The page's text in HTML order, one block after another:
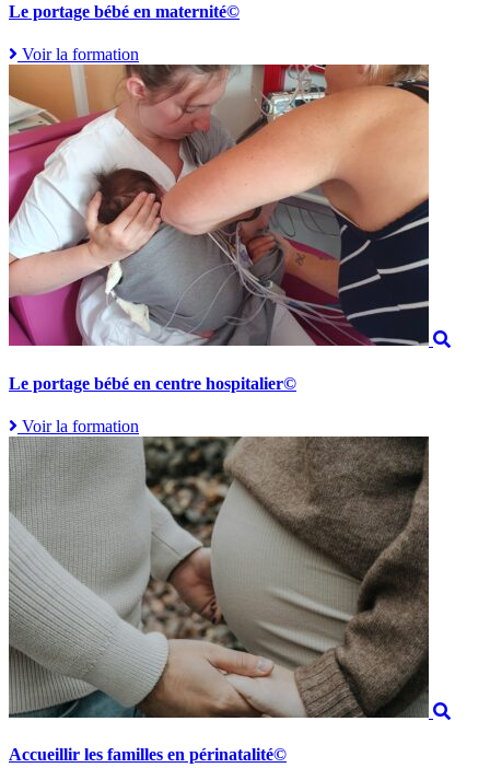
Le portage bébé en maternité©
Voir la formation
Le portage bébé en centre hospitalier©
Voir la formation
Accueillir les familles en périnatalité©